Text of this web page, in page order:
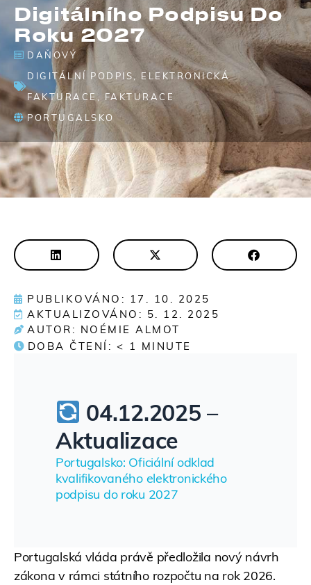
Digitálního Podpisu Do
Roku 2027
DAŇOVÝ
DIGITÁLNÍ PODPIS
ELEKTRONICKÁ
FAKTURACE
FAKTURACE
PORTUGALSKO
PUBLIKOVÁNO: 17. 10. 2025
AKTUALIZOVÁNO: 5. 12. 2025
AUTOR: NOÉMIE ALMOT
DOBA ČTENÍ: < 1 MINUTE
04.12.2025 –
Aktualizace
Portugalsko: Oficiální odklad
kvalifikovaného elektronického
podpisu do roku 2027
Portugalská vláda právě předložila nový návrh
zákona v rámci státního rozpočtu na rok 2026.